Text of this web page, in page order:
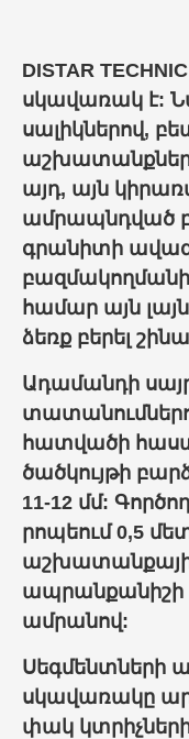
DISTAR
սկավառակ է:
սալիկներով,
այդ, այն
ամրապնդված
գրանիտի
համար այն
ձեռք բերել
Ադամանդի
հատվածի
ծածկույթի
11-12 մմ:
րոպեում 0,5
աշխատանքային
ապրանքանիշի
ամրանով:
Սեգմենտների
սկավառակը
փակ